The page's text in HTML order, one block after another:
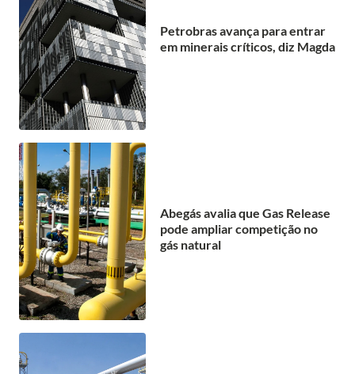
Petrobras avança para entrar
em minerais críticos, diz Magda
Abegás avalia que Gas Release
pode ampliar competição no
gás natural